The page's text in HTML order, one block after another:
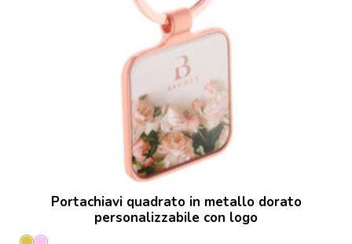
Portachiavi quadrato in metallo dorato
personalizzabile con logo